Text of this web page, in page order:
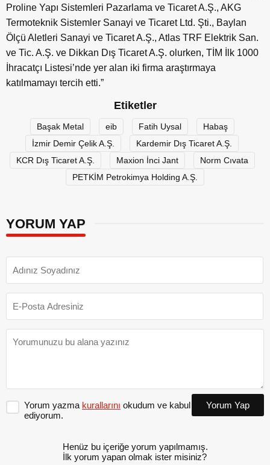
Proline Yapı Sistemleri Pazarlama ve Ticaret A.Ş., AKG
Termoteknik Sistemler Sanayi ve Ticaret Ltd. Şti., Baylan
Ölçü Aletleri Sanayi ve Ticaret A.Ş., Atlas TRF Elektrik San.
ve Tic. A.Ş. ve Dikkan Dış Ticaret A.Ş. olurken, TİM İlk 1000
İhracatçı Listesi’nde yer alan iki firma araştırmaya
katılmamayı tercih etti.”
Etiketler
Başak Metal eib Fatih Uysal
Habaş
İzmir Demir Çelik A.Ş.
Kardemir Dış Ticaret A.Ş.
KCR Dış Ticaret A.Ş.
Maxion İnci Jant
Norm Cıvata
PETKİM Petrokimya Holding A.Ş.
YORUM YAP
Yorum yazma kurallarını okudum ve kabul
ediyorum.
Yorum Yap
Henüz bu içeriğe yorum yapılmamış.
İlk yorum yapan olmak ister misiniz?